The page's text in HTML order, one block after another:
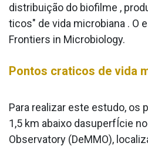
distribuição do biofilme ,
ticos" de vida microbiana . O
Frontiers in Microbiology.
Pontos cra­ticos de vida
Para realizar este estudo, os
1,5 km abaixo dasuperfÍcie
Observatory (DeMMO),